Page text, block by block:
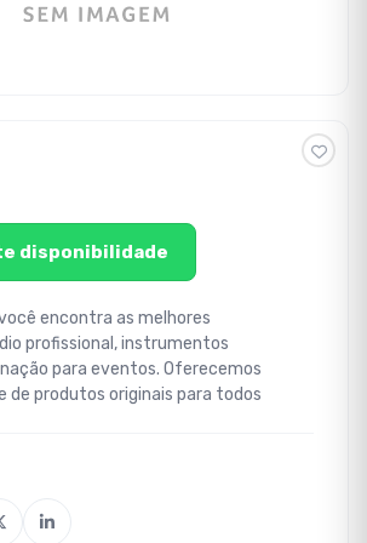
disponibilidade
encontra as melhores
profissional, instrumentos
para eventos. Oferecemos
de produtos originais para todos